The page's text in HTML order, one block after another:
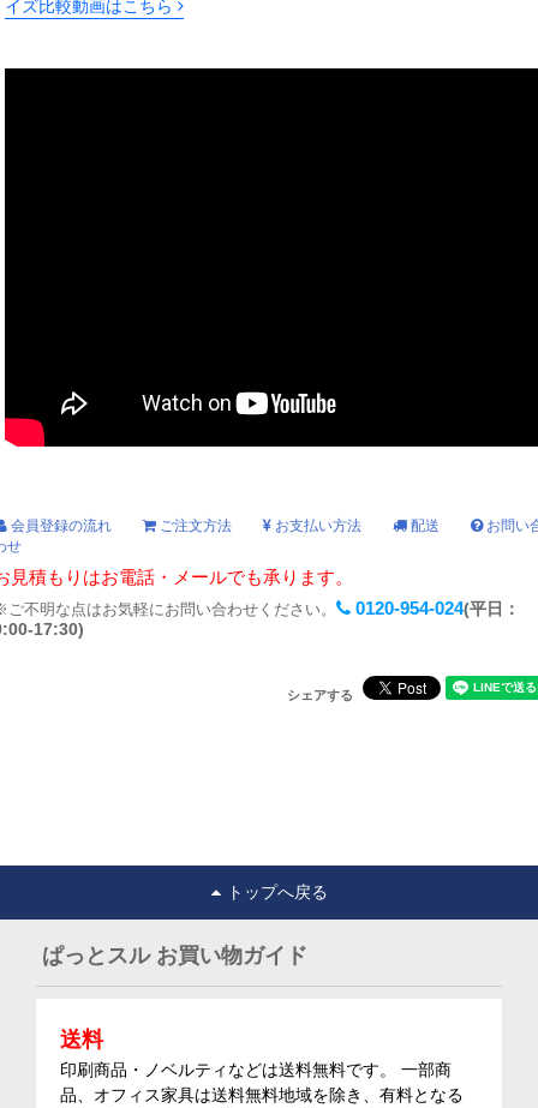
イズ比較動画はこちら
会員登録の流れ ご注文方法 お支払い方法 配送
お問い
せ
見積もりはお電話・メールでも承ります。
不明な点はお気軽にお問い合わせください。 0120-954-024(平日：
17:30)
シェアする
トップへ戻る
ぱっとスル お買い物ガイド
送料
印刷商品・ノベルティなどは送料無料です。 一部商
品、オフィス家具は送料無料地域を除き、有料となる